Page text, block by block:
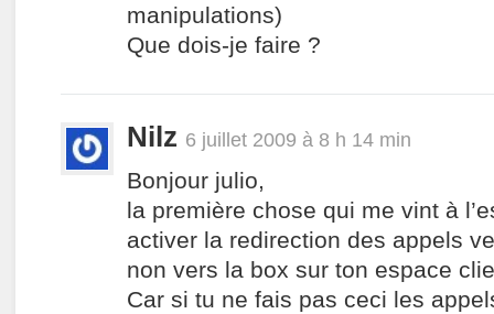
manipulations)
Que dois-je faire ?
Nilz 6 juillet 2009 à 8 h 14 min
Bonjour julio,
la première chose qui me vint à
activer la redirection des appels
non vers la box sur ton espace
Car si tu ne fais pas ceci les